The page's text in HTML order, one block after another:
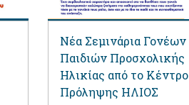
Νέα Σεμινάρια Γονέων
Παιδιών Προσχολικής
Ηλικίας από το Κέντρο
Πρόληψης ΗΛΙΟΣ